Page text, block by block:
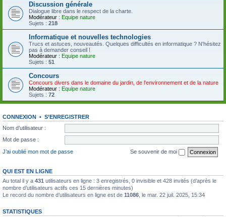
Discussion générale
Dialogue libre dans le respect de la charte.
Modérateur : Equipe nature
Sujets : 218
Informatique et nouvelles technologies
Trucs et astuces, nouveautés. Quelques difficultés en informatique ? N'hésitez
pas à demander conseil !
Modérateur : Equipe nature
Sujets : 51
Concours
Concours divers dans le domaine du jardin, de l'environnement et de la nature
Modérateur : Equipe nature
Sujets : 72
CONNEXION • S’ENREGISTRER
Nom d’utilisateur :
Mot de passe :
J’ai oublié mon mot de passe
Se souvenir de moi
QUI EST EN LIGNE
Au total il y a 431 utilisateurs en ligne : 3 enregistrés, 0 invisible et 428 invités (d’après le
nombre d’utilisateurs actifs ces 15 dernières minutes)
Le record du nombre d’utilisateurs en ligne est de 11086 , le mar. 22 juil. 2025, 15:34
STATISTIQUES